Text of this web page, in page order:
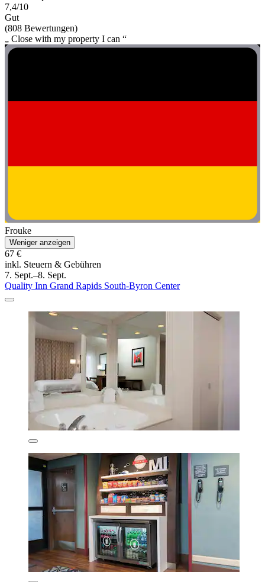
7,4/10
Gut
(808 Bewertungen)
„ Close with my property I can “
Frouke
Weniger anzeigen
67 €
inkl. Steuern & Gebühren
7. Sept.–8. Sept.
Quality Inn Grand Rapids South-Byron Center